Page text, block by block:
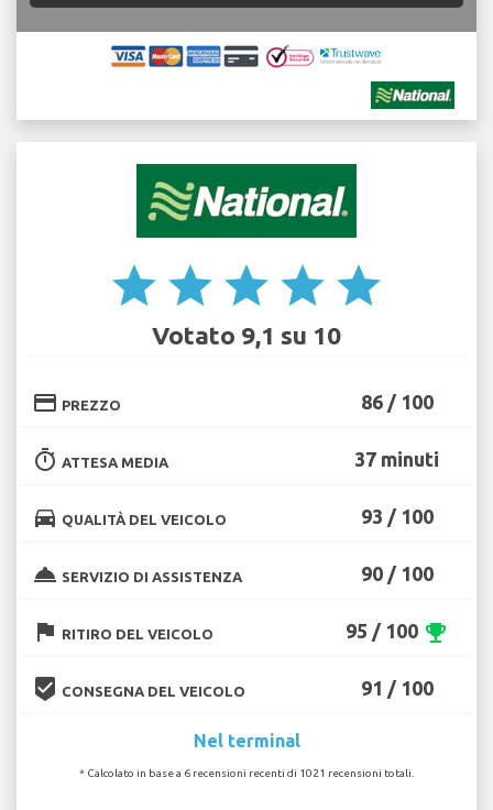
star star star star star
Votato 9,1 su 10
credit_card PREZZO 86 / 100
timer ATTESA MEDIA 37 minuti
directions_car QUALITÀ DEL VEICOLO 93 / 100
room_service SERVIZIO DI ASSISTENZA 90 / 100
flag RITIRO DEL VEICOLO 95 / 100 emoji_events
beenhere CONSEGNA DEL VEICOLO 91 / 100
Nel terminal
* Calcolato in base a 6 recensioni recenti di 1021 recensioni totali.